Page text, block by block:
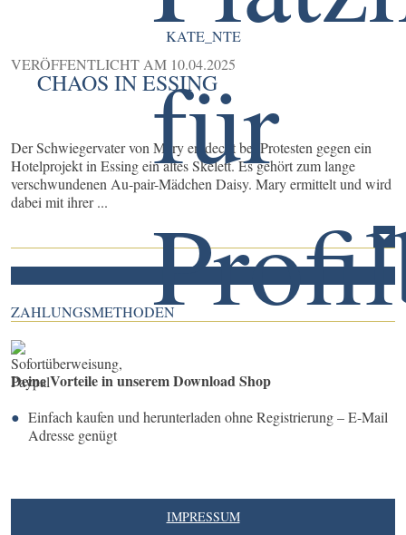
KATE_NTE
VERÖFFENTLICHT AM 10.04.2025
CHAOS IN ESSING
Der Schwiegervater von Mary entdeckt bei Protesten gegen ein
Hotelprojekt in Essing ein altes Skelett. Es gehört zum lange
verschwundenen Au-pair-Mädchen Daisy. Mary ermittelt und wird
dabei mit ihrer ...
ZAHLUNGSMETHODEN
Deine Vorteile in unserem Download Shop
Einfach kaufen und herunterladen ohne Registrierung – E-Mail
Adresse genügt
IMPRESSUM